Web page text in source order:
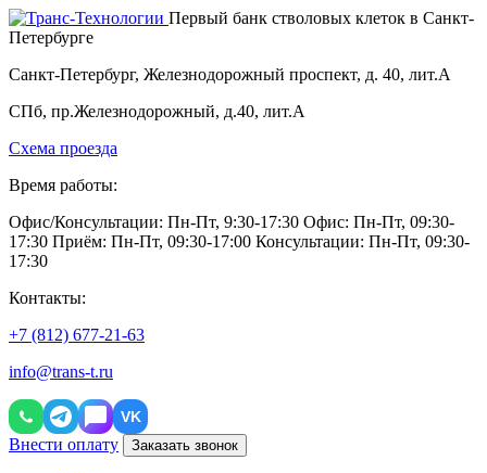
Первый банк стволовых клеток в Санкт-
Петербурге
Санкт-Петербург, Железнодорожный проспект, д. 40, лит.А
СПб, пр.Железнодорожный, д.40, лит.А
Схема проезда
Время работы:
Офис/Консультации: Пн-Пт, 9:30-17:30 Офис: Пн-Пт, 09:30-
17:30 Приём: Пн-Пт, 09:30-17:00 Консультации: Пн-Пт, 09:30-
17:30
Контакты:
+7 (812) 677-21-63
info@trans-t.ru
VK
Внести оплату Заказать звонок